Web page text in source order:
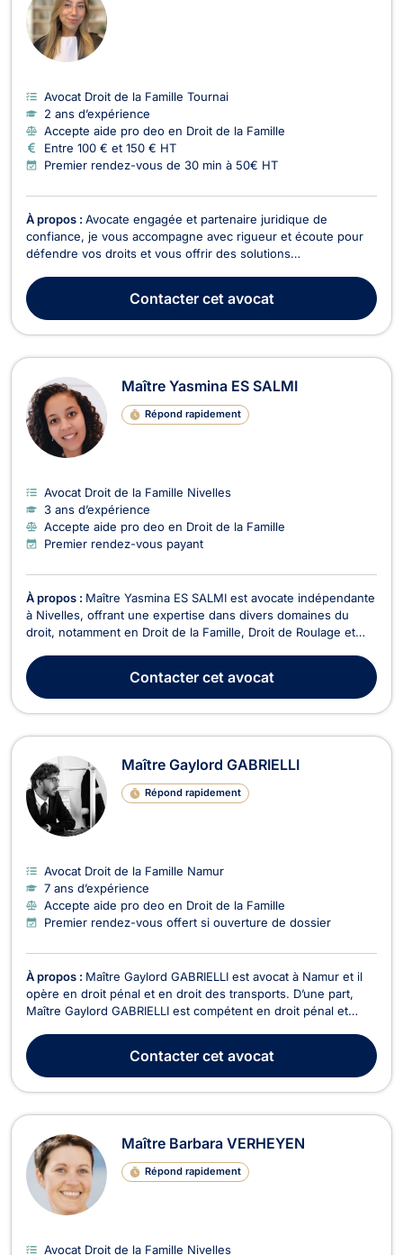
Avocat Droit de la Famille Tournai
2 ans d’expérience
Accepte aide pro deo en Droit de la Famille
Entre 100 € et 150 € HT
Premier rendez-vous de 30 min à 50€ HT
À propos : Avocate engagée et partenaire juridique de
confiance, je vous accompagne avec rigueur et écoute pour
défendre vos droits et vous offrir des solutions
ainsi que leurs alentours.
Contactercet avocat
Maître Yasmina ES SALMI
Répond rapidement
Avocat Droit de la Famille Nivelles
3 ans d’expérience
Accepte aide pro deo en Droit de la Famille
Premier rendez-vous payant
À propos : Maître Yasmina ES SALMI est avocate indépendante
à Nivelles, offrant une expertise dans divers domaines du
droit, notamment en Droit de la Famille, Droit de Roulage et
jeunesse. Titulaire d'un Bachelier en droit public de l'EPHEC
obtenu en 2019 et d'un Master en droit...
Contactercet avocat
Maître Gaylord GABRIELLI
Répond rapidement
Avocat Droit de la Famille Namur
7 ans d’expérience
Accepte aide pro deo en Droit de la Famille
Premier rendez-vous offert si ouverture de dossier
À propos : Maître Gaylord GABRIELLI est avocat à Namur et il
opère en droit pénal et en droit des transports. D’une part,
Maître Gaylord GABRIELLI est compétent en droit pénal et
différentes juridictions (Juge d’instruction, Juridictions
correctionnelles, Cour d'assises). Il exe...
Contactercet avocat
Maître Barbara VERHEYEN
Répond rapidement
Avocat Droit de la Famille Nivelles